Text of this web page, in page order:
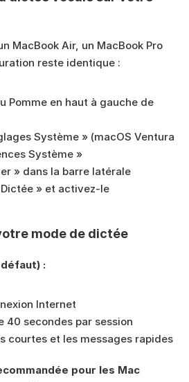
MacBook Air, un MacBook Pro
reste identique :
Pomme en haut à gauche de
Système » (macOS Ventura
Système »
» dans la barre latérale
» et activez-le
mode de dictée
:
Internet
40 secondes par session
courtes et les messages rapides
pour les Mac